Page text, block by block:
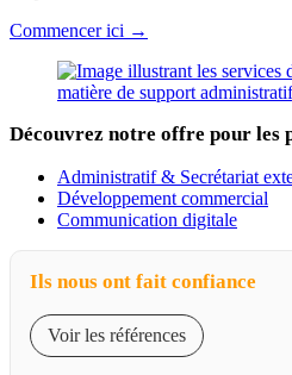
Commencer ici →
Découvrez notre offre pour les
Administratif & Secrétariat
Développement commercial
Communication digitale
Ils nous ont fait confiance
Voir les références